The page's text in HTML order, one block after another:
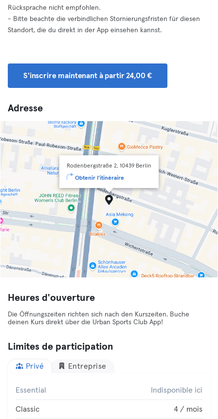
Rücksprache nicht empfohlen.
- Bitte beachte die verbindlichen Stornierungsfristen für diesen
Standort, die du direkt in der App einsehen kannst.
S'inscrire maintenant à partir 24,00 €
Adresse
Rodenbergstraße 2, 10439 Berlin
Obtenir l'itinéraire
Heures d'ouverture
Die Öffnungszeiten richten sich nach den Kurszeiten. Buche
deinen Kurs direkt über die Urban Sports Club App!
Limites de participation
Privé Entreprise
Essential Indisponible ici
Classic 4 / mois